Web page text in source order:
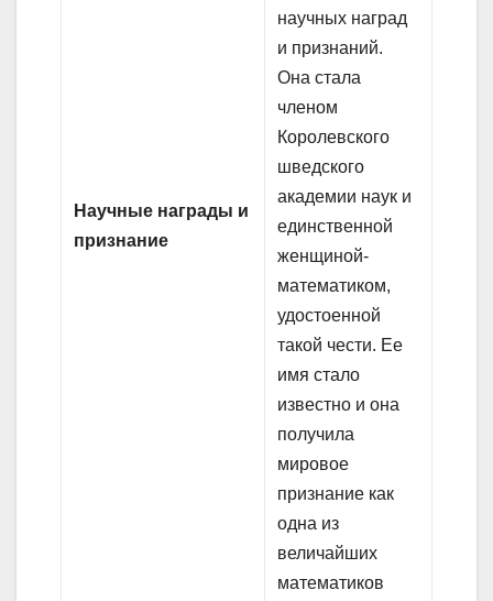
Научные награды и
признание
научных наград
и признаний.
Она стала
членом
Королевского
шведского
академии наук и
единственной
женщиной-
математиком,
удостоенной
такой чести. Ее
имя стало
известно и она
получила
мировое
признание как
одна из
величайших
математиков